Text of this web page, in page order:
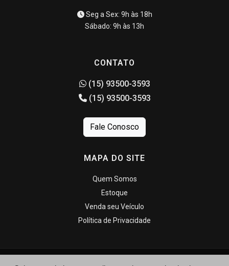
Seg a Sex: 9h às 18h
Sábado: 9h às 13h
CONTATO
(15) 93500-3593
(15) 93500-3593
Fale Conosco
MAPA DO SITE
Quem Somos
Estoque
Venda seu Veículo
Política de Privacidade